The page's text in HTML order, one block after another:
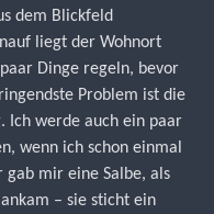
dem Blickfeld
liegt der Wohnort
Dinge regeln, bevor
Problem ist die
Ich werde auch ein paar
wenn ich schon einmal
mir eine Salbe, als
– sie sticht ein